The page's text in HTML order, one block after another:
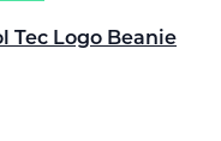
Tec Logo Beanie